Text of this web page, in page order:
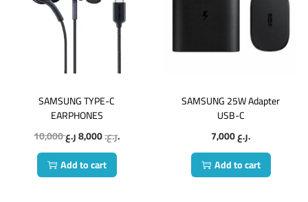
SAMSUNG TYPE-C
EARPHONES
10,000
ر.ع.8,000
ر.ع.
Add to cart
SAMSUNG 25W Adapter
USB-C
7,000
ر.ع.
Add to cart